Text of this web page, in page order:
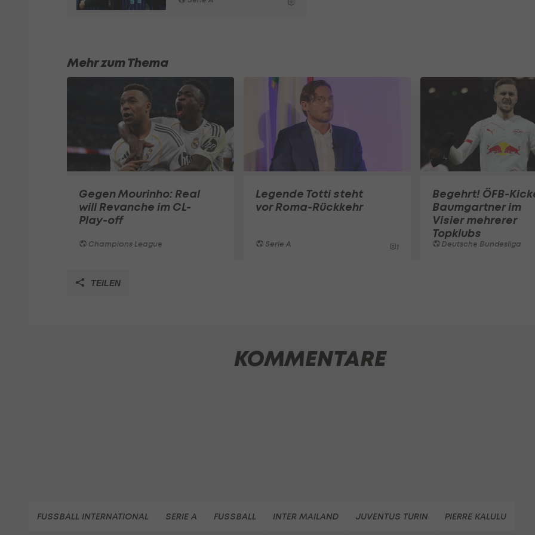
Mehr zum Thema
Gegen Mourinho: Real
will Revanche im CL-
Play-off
Champions League
Legende Totti steht
vor Roma-Rückkehr
Serie A 1
Begehrt! ÖFB-
Baumgartner im
Visier mehrerer
Topklubs
Deutsche Bundesliga
TEILEN
KOMMENTARE
FUSSBALL INTERNATIONAL SERIE A FUSSBALL INTER MAILAND JUVENTUS TURIN PIERRE KALULU